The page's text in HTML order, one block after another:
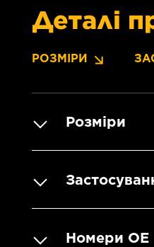
Деталі
РОЗМІРИ
Розміри
Номери OE